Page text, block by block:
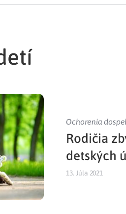
poisťovne
v pohodlí domova
pre cudzincov
Ochorenia
Rodičia
detských
13. Júla 2021